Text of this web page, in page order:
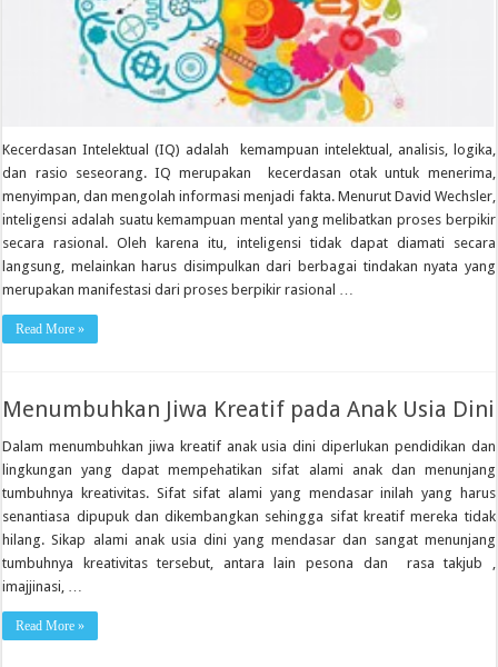
Kecerdasan Intelektual (IQ) adalah kemampuan intelektual, analisis, logika,
dan rasio seseorang. IQ merupakan kecerdasan otak untuk menerima,
menyimpan, dan mengolah informasi menjadi fakta. Menurut David Wechsler,
inteligensi adalah suatu kemampuan mental yang melibatkan proses berpikir
secara rasional. Oleh karena itu, inteligensi tidak dapat diamati secara
langsung, melainkan harus disimpulkan dari berbagai tindakan nyata yang
merupakan manifestasi dari proses berpikir rasional …
Read More »
Menumbuhkan Jiwa Kreatif pada Anak Usia Dini
Dalam menumbuhkan jiwa kreatif anak usia dini diperlukan pendidikan dan
lingkungan yang dapat mempehatikan sifat alami anak dan menunjang
tumbuhnya kreativitas. Sifat sifat alami yang mendasar inilah yang harus
senantiasa dipupuk dan dikembangkan sehingga sifat kreatif mereka tidak
hilang. Sikap alami anak usia dini yang mendasar dan sangat menunjang
tumbuhnya kreativitas tersebut, antara lain pesona dan rasa takjub ,
imajjinasi, …
Read More »